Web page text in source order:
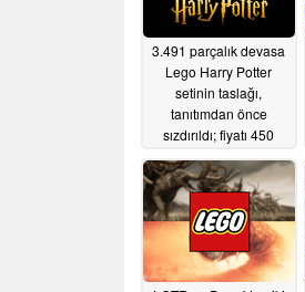
3.491 parçalık devasa
Lego Harry Potter
setinin taslağı,
tanıtımdan önce
sızdırıldı; fiyatı 450
07/30/2026